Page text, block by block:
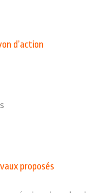
d’action
proposés